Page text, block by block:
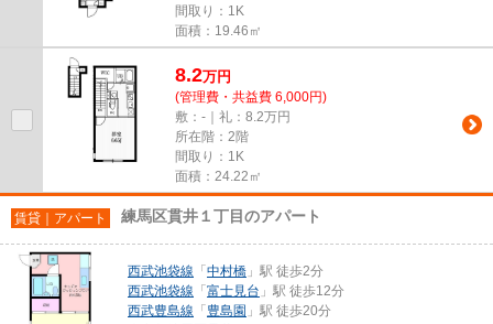
間取り：1K
面積：19.46㎡
8.2万円
(管理費・共益費 6,000円)
敷：-｜礼：8.2万円
所在階：2階
間取り：1K
面積：24.22㎡
賃貸｜アパート 練馬区貫井１丁目のアパート
西武池袋線 「 中村橋 」駅 徒歩2分
西武池袋線 「 富士見台 」駅 徒歩12分
西武豊島線 「 豊島園 」駅 徒歩20分